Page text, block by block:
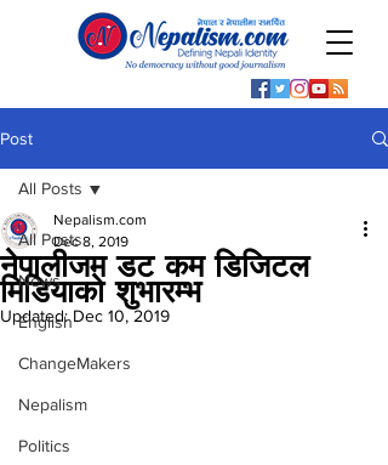
Post
All Posts
News
English
ChangeMakers
Nepalism
Politics
All Posts
नेपालीजम डट कम डिजिटल
मिडियाको शुभारम्भ
Nepalism.com
Dec 8, 2019
Updated:Dec 10, 2019